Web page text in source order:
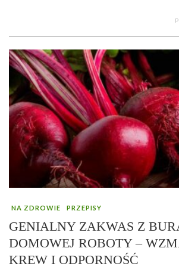
NA ZDROWIE PRZEPISY
GENIALNY ZAKWAS Z
DOMOWEJ ROBOTY –
KREW I ODPORNOŚĆ